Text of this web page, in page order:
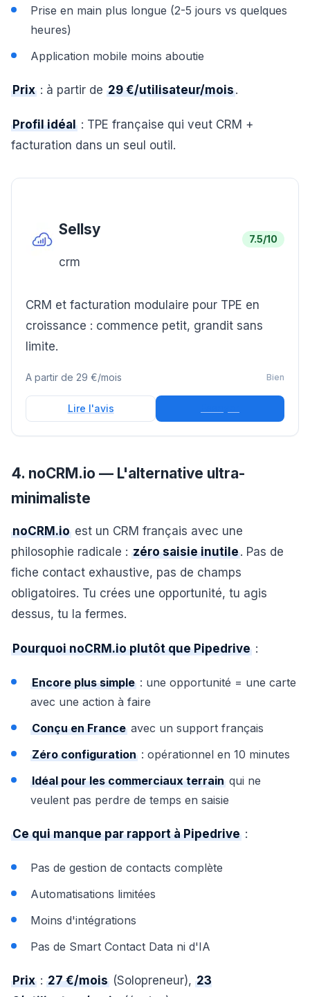
Prise en main plus longue (2-5 jours vs quelques
heures)
Application mobile moins aboutie
Prix : à partir de 29 €/utilisateur/mois.
Profil idéal : TPE française qui veut CRM +
facturation dans un seul outil.
Sellsy
crm
7.5/10
CRM et facturation modulaire pour TPE en
croissance : commence petit, grandit sans
limite.
A partir de 29 €/mois Bien
Lire l'avis
4. noCRM.io — L'alternative ultra-
minimaliste
noCRM.io est un CRM français avec une
philosophie radicale : zéro saisie inutile. Pas de
fiche contact exhaustive, pas de champs
obligatoires. Tu crées une opportunité, tu agis
dessus, tu la fermes.
Pourquoi noCRM.io plutôt que Pipedrive :
Encore plus simple : une opportunité = une carte
avec une action à faire
Conçu en France avec un support français
Zéro configuration : opérationnel en 10 minutes
Idéal pour les commerciaux terrain qui ne
veulent pas perdre de temps en saisie
Ce qui manque par rapport à Pipedrive :
Pas de gestion de contacts complète
Automatisations limitées
Moins d'intégrations
Pas de Smart Contact Data ni d'IA
Prix : 27 €/mois (Solopreneur), 23